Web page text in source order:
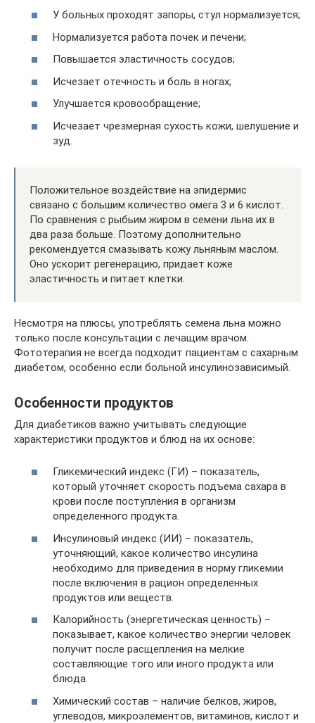
У больных проходят запоры, стул нормализуется;
Нормализуется работа почек и печени;
Повышается эластичность сосудов;
Исчезает отечность и боль в ногах;
Улучшается кровообращение;
Исчезает чрезмерная сухость кожи, шелушение и
зуд.
Положительное воздействие на эпидермис
связано с большим количество омега 3 и 6 кислот.
По сравнения с рыбьим жиром в семени льна их в
два раза больше. Поэтому дополнительно
рекомендуется смазывать кожу льняным маслом.
Оно ускорит регенерацию, придает коже
эластичность и питает клетки.
Несмотря на плюсы, употреблять семена льна можно
только после консультации с лечащим врачом.
Фототерапия не всегда подходит пациентам с сахарным
диабетом, особенно если больной инсулинозависимый.
Особенности продуктов
Для диабетиков важно учитывать следующие
характеристики продуктов и блюд на их основе:
Гликемический индекс (ГИ) – показатель,
который уточняет скорость подъема сахара в
крови после поступления в организм
определенного продукта.
Инсулиновый индекс (ИИ) – показатель,
уточняющий, какое количество инсулина
необходимо для приведения в норму гликемии
после включения в рацион определенных
продуктов или веществ.
Калорийность (энергетическая ценность) –
показывает, какое количество энергии человек
получит после расщепления на мелкие
составляющие того или иного продукта или
блюда.
Химический состав – наличие белков, жиров,
углеводов, микроэлементов, витаминов, кислот и